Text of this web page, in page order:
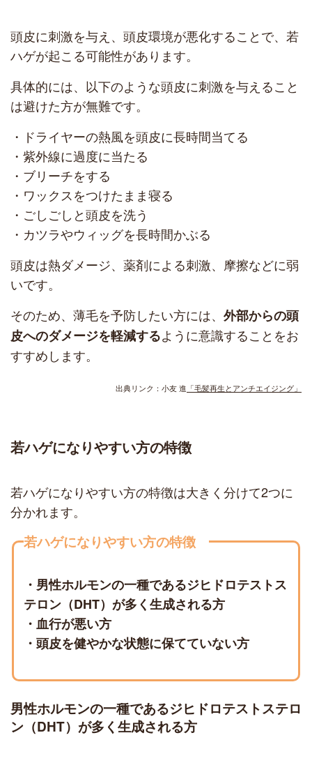
頭皮に刺激を与え、頭皮環境が悪化することで、若
ハゲが起こる可能性があります。
具体的には、以下のような頭皮に刺激を与えること
は避けた方が無難です。
・ドライヤーの熱風を頭皮に長時間当てる
・紫外線に過度に当たる
・ブリーチをする
・ワックスをつけたまま寝る
・ごしごしと頭皮を洗う
・カツラやウィッグを長時間かぶる
頭皮は熱ダメージ、薬剤による刺激、摩擦などに弱
いです。
そのため、薄毛を予防したい方には、 外部からの頭
皮へのダメージを軽減するように意識することをお
すすめします。
出典リンク：小友 進 「毛髪再生とアンチエイジング」
若ハゲになりやすい方の特徴
若ハゲになりやすい方の特徴は大きく分けて2つに
分かれます。
若ハゲになりやすい方の特徴
・男性ホルモンの一種であるジヒドロテストス
テロン（DHT）が多く生成される方
・血行が悪い方
・頭皮を健やかな状態に保てていない方
男性ホルモンの一種であるジヒドロテストステロ
ン（DHT）が多く生成される方